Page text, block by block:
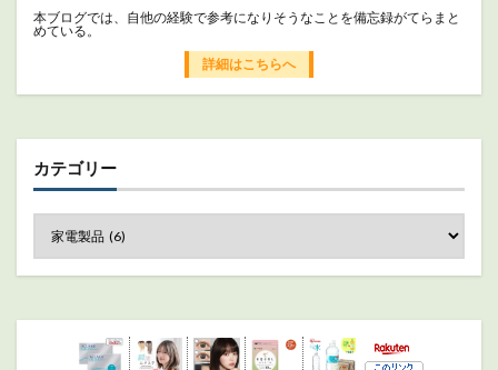
本ブログでは、自他の経験で参考になりそうなことを備忘録がてらまと
めている。
詳細はこちらへ
カテゴリー